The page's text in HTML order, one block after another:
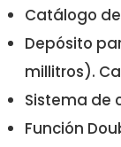
Catálogo
Depósito
millitros).
Sistema de
Función